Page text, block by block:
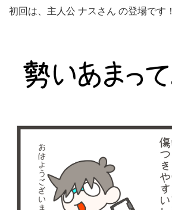
初回は、主人公 ナスさん の登場です！